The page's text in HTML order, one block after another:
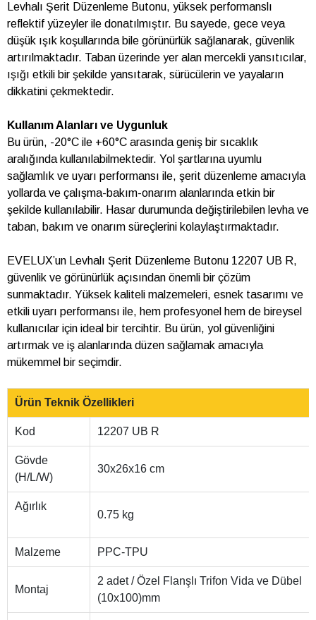
Levhalı Şerit Düzenleme Butonu, yüksek performanslı
reflektif yüzeyler ile donatılmıştır. Bu sayede, gece veya
düşük ışık koşullarında bile görünürlük sağlanarak, güvenlik
artırılmaktadır. Taban üzerinde yer alan mercekli yansıtıcılar,
ışığı etkili bir şekilde yansıtarak, sürücülerin ve yayaların
dikkatini çekmektedir.
Kullanım Alanları ve Uygunluk
Bu ürün, -20°C ile +60°C arasında geniş bir sıcaklık
aralığında kullanılabilmektedir. Yol şartlarına uyumlu
sağlamlık ve uyarı performansı ile, şerit düzenleme amacıyla
yollarda ve çalışma-bakım-onarım alanlarında etkin bir
şekilde kullanılabilir. Hasar durumunda değiştirilebilen levha ve
taban, bakım ve onarım süreçlerini kolaylaştırmaktadır.
EVELUX’un Levhalı Şerit Düzenleme Butonu 12207 UB R,
güvenlik ve görünürlük açısından önemli bir çözüm
sunmaktadır. Yüksek kaliteli malzemeleri, esnek tasarımı ve
etkili uyarı performansı ile, hem profesyonel hem de bireysel
kullanıcılar için ideal bir tercihtir. Bu ürün, yol güvenliğini
artırmak ve iş alanlarında düzen sağlamak amacıyla
mükemmel bir seçimdir.
Ürün Teknik Özellikleri
Kod 12207 UB R
Gövde
(H/L/W)
30x26x16 cm
Ağırlık
0.75 kg
Malzeme PPC-TPU
Montaj
2 adet / Özel Flanşlı Trifon Vida ve Dübel
(10x100)mm